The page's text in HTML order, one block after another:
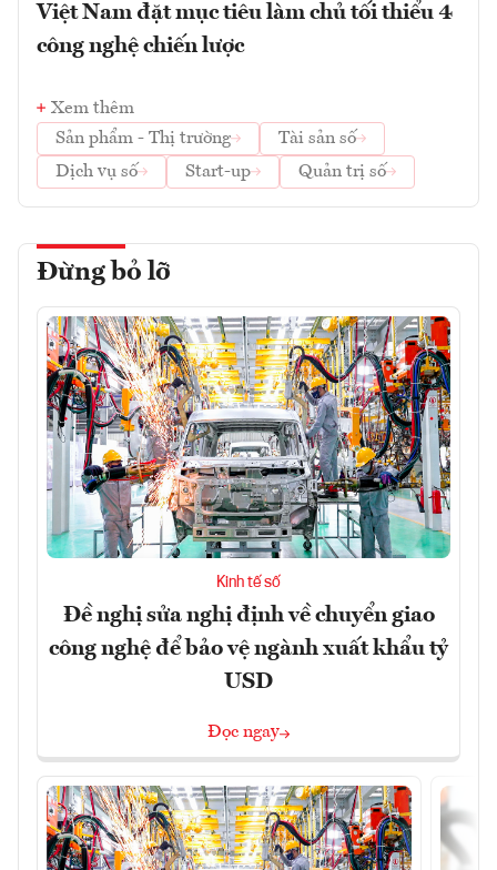
Việt Nam đặt mục tiêu làm chủ tối thiểu 4
công nghệ chiến lược
Xem thêm
Sản phẩm - Thị trường
Tài sản số
Dịch vụ số
Start-up Quản trị số
Đừng bỏ lỡ
Kinh tế số
Đề nghị sửa nghị định về chuyển giao
công nghệ để bảo vệ ngành xuất khẩu tỷ
USD
Đọc ngay